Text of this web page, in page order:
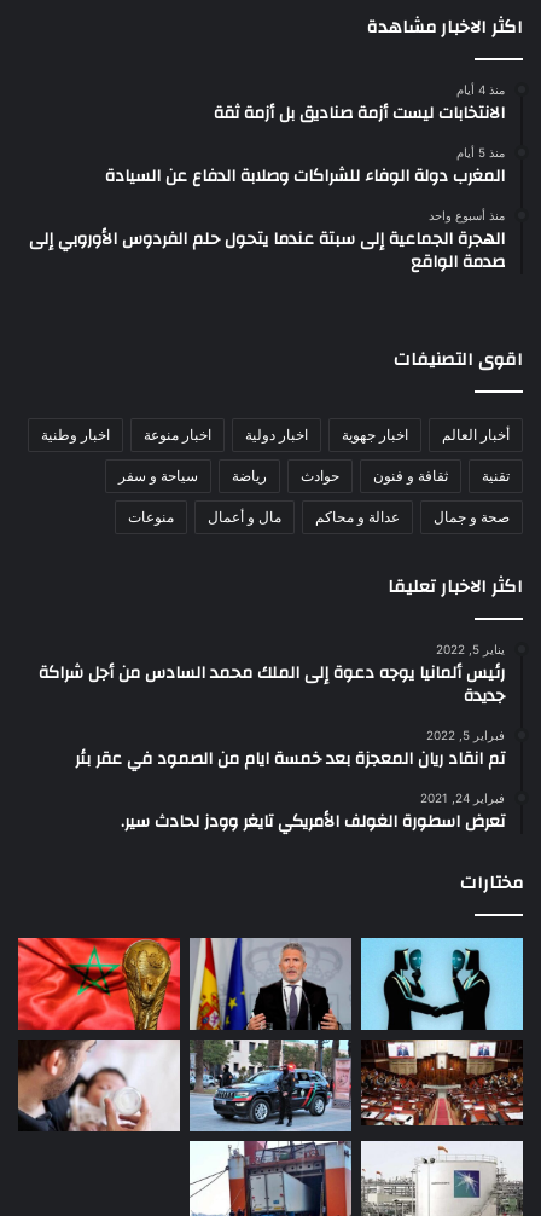
اكثر الاخبار مشاهدة
منذ 4 أيام
الانتخابات ليست أزمة صناديق بل أزمة ثقة
منذ 5 أيام
المغرب دولة الوفاء للشراكات وصلابة الدفاع عن السيادة
منذ أسبوع واحد
الهجرة الجماعية إلى سبتة عندما يتحول حلم الفردوس الأوروبي إلى
صدمة الواقع
اقوى التصنيفات
أخبار العالم اخبار جهوية اخبار دولية اخبار منوعة اخبار وطنية
تقنية ثقافة و فنون حوادث رياضة سياحة و سفر
صحة و جمال عدالة و محاكم مال و أعمال منوعات
اكثر الاخبار تعليقا
يناير 5, 2022
رئيس ألمانيا يوجه دعوة إلى الملك محمد السادس من أجل شراكة
جديدة
فبراير 5, 2022
تم انقاد ريان المعجزة بعد خمسة ايام من الصمود في عقر بئر
فبراير 24, 2021
تعرض اسطورة الغولف الأمريكي تايغر وودز لحادث سير.
مختارات